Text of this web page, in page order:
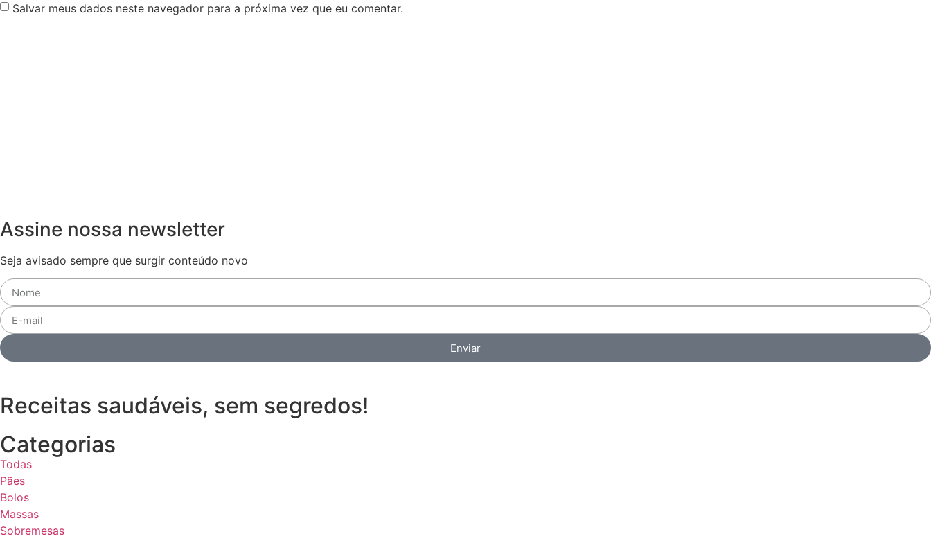
Salvar meus dados neste navegador para a próxima vez que eu comentar.
Assine nossa newsletter
Seja avisado sempre que surgir conteúdo novo
Enviar
Receitas saudáveis, sem segredos!
Categorias
Todas
Pães
Bolos
Massas
Sobremesas